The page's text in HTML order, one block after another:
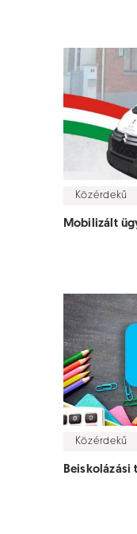
Közérdekű
Mobilizált
Közérdekű
Beiskolázási